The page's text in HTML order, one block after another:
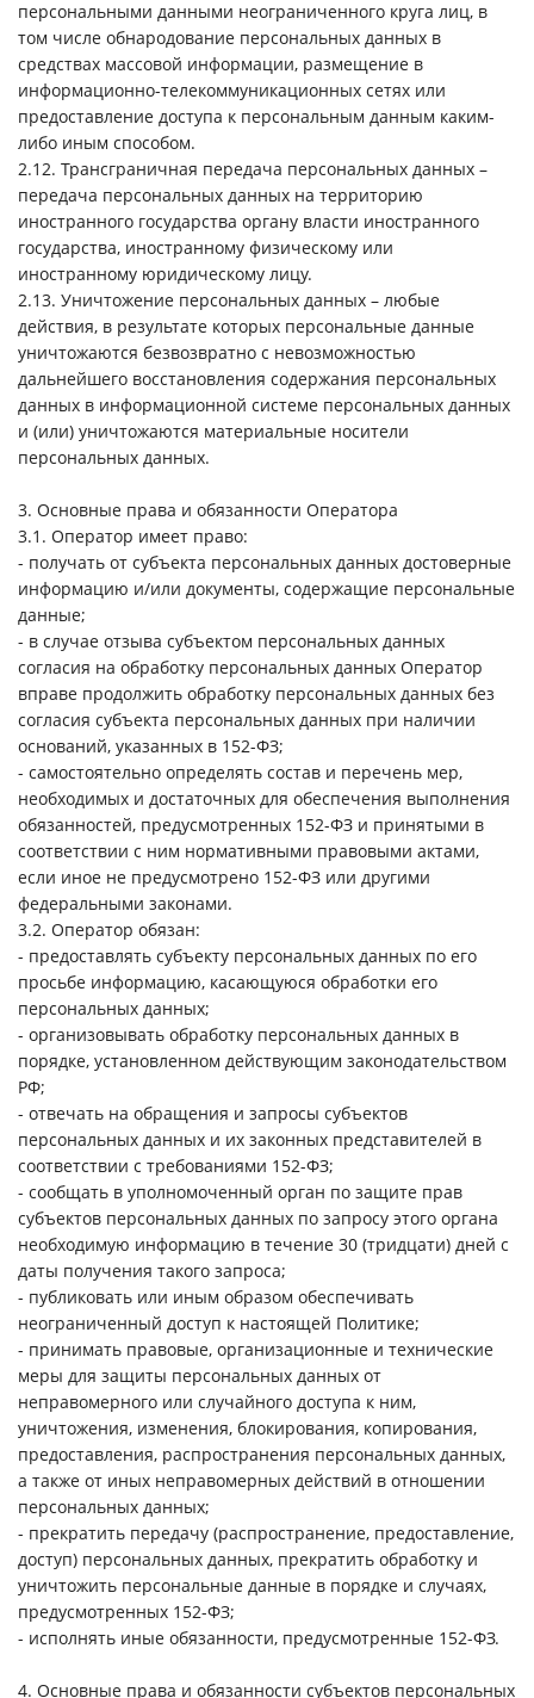
персональными данными неограниченного круга лиц, в
том числе обнародование персональных данных в
средствах массовой информации, размещение в
информационно-телекоммуникационных сетях или
предоставление доступа к персональным данным каким-
либо иным способом.
2.12. Трансграничная передача персональных данных –
передача персональных данных на территорию
иностранного государства органу власти иностранного
государства, иностранному физическому или
иностранному юридическому лицу.
2.13. Уничтожение персональных данных – любые
действия, в результате которых персональные данные
уничтожаются безвозвратно с невозможностью
дальнейшего восстановления содержания персональных
данных в информационной системе персональных данных
и (или) уничтожаются материальные носители
персональных данных.
3. Основные права и обязанности Оператора
3.1. Оператор имеет право:
- получать от субъекта персональных данных достоверные
информацию и/или документы, содержащие персональные
данные;
- в случае отзыва субъектом персональных данных
согласия на обработку персональных данных Оператор
вправе продолжить обработку персональных данных без
согласия субъекта персональных данных при наличии
оснований, указанных в 152-ФЗ;
- самостоятельно определять состав и перечень мер,
необходимых и достаточных для обеспечения выполнения
обязанностей, предусмотренных 152-ФЗ и принятыми в
соответствии с ним нормативными правовыми актами,
если иное не предусмотрено 152-ФЗ или другими
федеральными законами.
3.2. Оператор обязан:
- предоставлять субъекту персональных данных по его
просьбе информацию, касающуюся обработки его
персональных данных;
- организовывать обработку персональных данных в
порядке, установленном действующим законодательством
РФ;
- отвечать на обращения и запросы субъектов
персональных данных и их законных представителей в
соответствии с требованиями 152-ФЗ;
- сообщать в уполномоченный орган по защите прав
субъектов персональных данных по запросу этого органа
необходимую информацию в течение 30 (тридцати) дней с
даты получения такого запроса;
- публиковать или иным образом обеспечивать
неограниченный доступ к настоящей Политике;
- принимать правовые, организационные и технические
меры для защиты персональных данных от
неправомерного или случайного доступа к ним,
уничтожения, изменения, блокирования, копирования,
предоставления, распространения персональных данных,
а также от иных неправомерных действий в отношении
персональных данных;
- прекратить передачу (распространение, предоставление,
доступ) персональных данных, прекратить обработку и
уничтожить персональные данные в порядке и случаях,
предусмотренных 152-ФЗ;
- исполнять иные обязанности, предусмотренные 152-ФЗ.
4. Основные права и обязанности субъектов персональных